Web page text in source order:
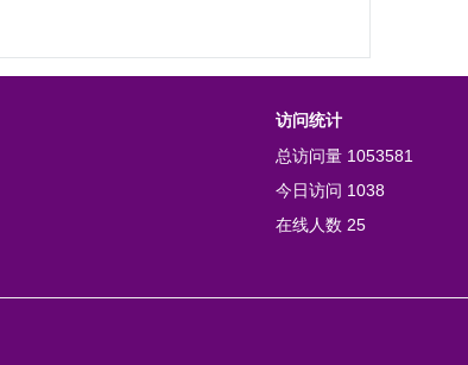
访问统计
总访问量 1053581
今日访问 1038
在线人数 25